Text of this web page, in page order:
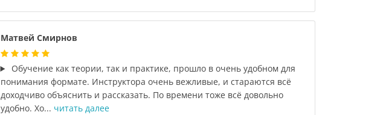
Матвей Смирнов
Обучение как теории, так и практике, прошло в очень удобном для
понимания формате. Инструктора очень вежливые, и стараются всё
доходчиво объяснить и рассказать. По времени тоже всё довольно
удобно. Хо... читать далее